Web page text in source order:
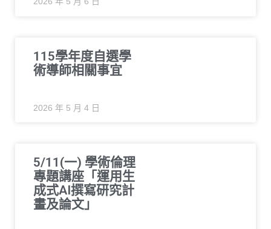
115學年度自選學
術導師相關事宜
2026 年 5 月 4 日
5/11(一) 學術倫理
專題講座「運用生
成式AI撰寫研究計
畫及論文」